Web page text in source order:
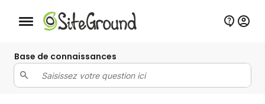
Bouton de navigation mobile
Base de connaissances